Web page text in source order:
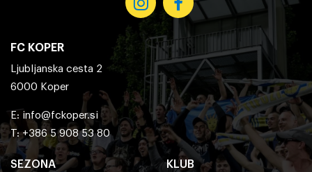
SEZONA KLUB
FC KOPER
Ljubljanska cesta 2
6000 Koper
E: info@fckoper.si
T: +386 5 908 53 80